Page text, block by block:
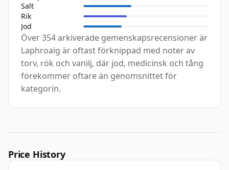
Salt
Rik
Jod
Över 354 arkiverade gemenskapsrecensioner är
Laphroaig är oftast förknippad med noter av
torv, rök och vanilj, där jod, medicinsk och tång
förekommer oftare än genomsnittet för
kategorin.
Price History